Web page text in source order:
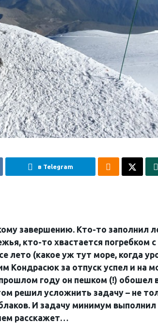
в Telegram
завершению. Кто-то заполнил
кто-то хвастается погребком с
лето (какое уж тут море, когда
Кондрасюк за отпуск успел и на
году он пешком (!) обошел
решил усложнить задачу – не
И задачу минимум выполнил
расскажет…